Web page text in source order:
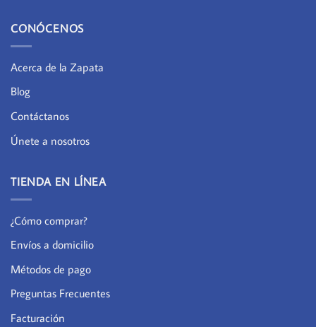
CONÓCENOS
Acerca de la Zapata
Blog
Contáctanos
Únete a nosotros
TIENDA EN LÍNEA
¿Cómo comprar?
Envíos a domicilio
Métodos de pago
Preguntas Frecuentes
Facturación